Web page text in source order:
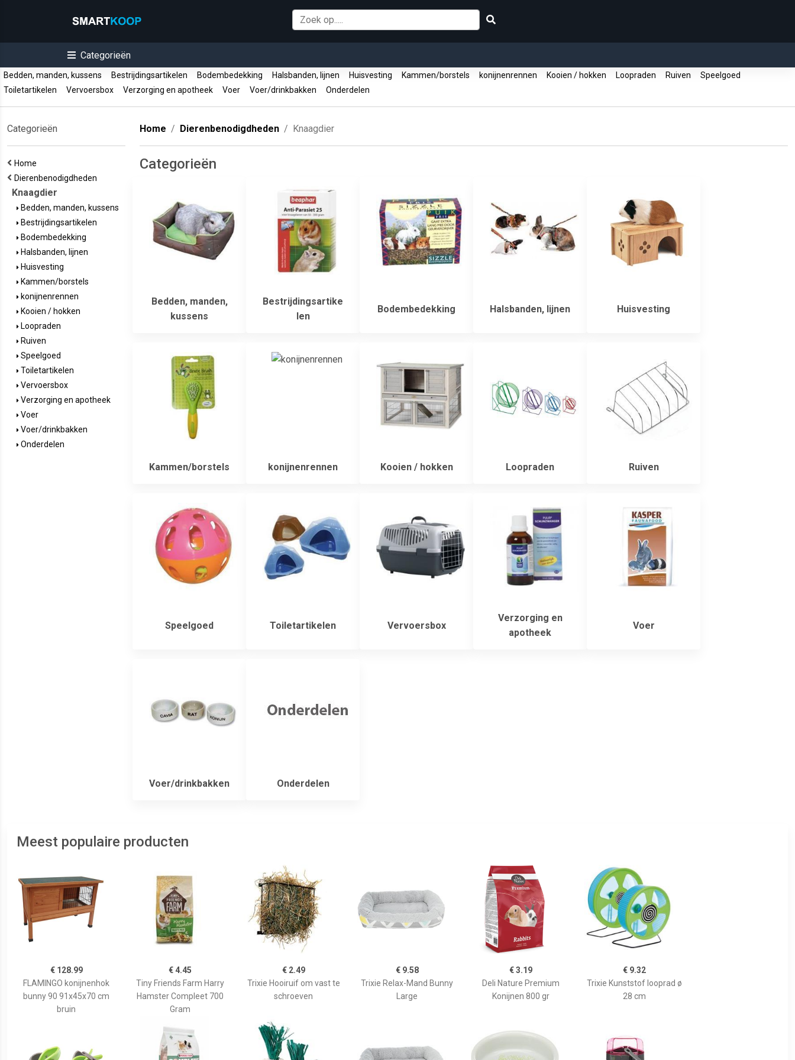
Categorieën
Bedden, manden, kussens Bestrijdingsartikelen Bodembedekking Halsbanden, lijnen Huisvesting Kammen/borstels konijnenrennen Kooien / hokken Loopraden Ruiven
Speelgoed
Toiletartikelen
Vervoersbox Verzorging en apotheek Voer Voer/drinkbakken Onderdelen
Categorieën
Home
Dierenbenodigdheden
Knaagdier
Bedden, manden, kussens
Bestrijdingsartikelen
Bodembedekking
Halsbanden, lijnen
Huisvesting
Kammen/borstels
konijnenrennen
Kooien / hokken
Loopraden
Ruiven
Speelgoed
Toiletartikelen
Vervoersbox
Verzorging en apotheek
Voer
Voer/drinkbakken
Onderdelen
Home Dierenbenodigdheden Knaagdier
Categorieën
Bedden, manden,
kussens
Bestrijdingsartike
len
Bodembedekking Halsbanden, lijnen Huisvesting
Kammen/borstels konijnenrennen Kooien / hokken Loopraden Ruiven
Speelgoed Toiletartikelen Vervoersbox
Verzorging en
apotheek
Voer
Voer/drinkbakken Onderdelen
Meest populaire producten
€ 128.99
FLAMINGO konijnenhok
bunny 90 91x45x70 cm
bruin
€ 4.45
Tiny Friends Farm Harry
Hamster Compleet 700
Gram
€ 2.49
Trixie Hooiruif om vast te
schroeven
€ 9.58
Trixie Relax-Mand Bunny
Large
€ 3.19
Deli Nature Premium
Konijnen 800 gr
€ 9.32
Trixie Kunststof looprad ø
28 cm